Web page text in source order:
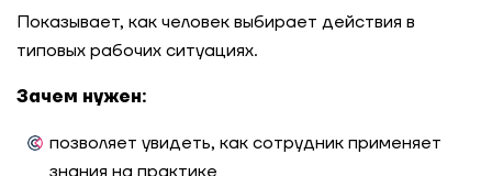
Показывает, как человек выбирает действия в
типовых рабочих ситуациях.
Зачем нужен:
позволяет увидеть, как сотрудник применяет
знания на практике